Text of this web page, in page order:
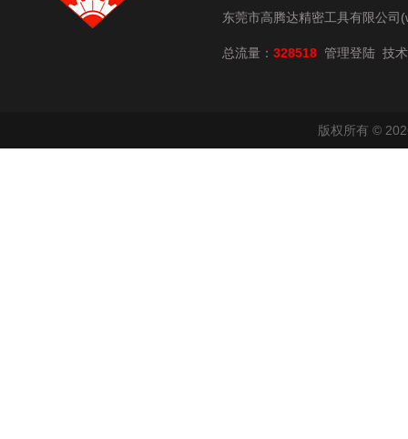
东莞市高腾达精密工具有限公司
总流量： 328518 管理登陆 技
版权所有 ©